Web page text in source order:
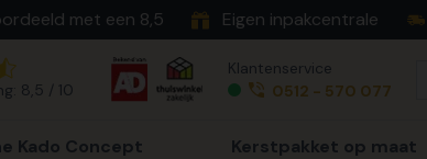
met een 8,5 Eigen inpakcentrale
8,5 / 10
Klantenservice
0512 - 570 077
Kado Concept Kerstpakket op maat